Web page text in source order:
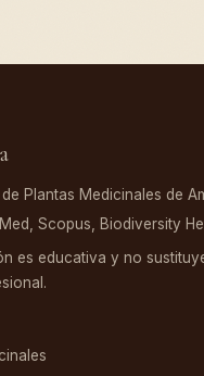
Plantas Medicinales de
Scopus, Biodiversity
es educativa y no